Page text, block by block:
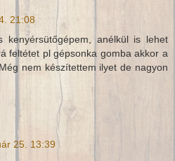
21:08
kenyérsütőgépem, anélkül is lehet
feltétet pl gépsonka gomba akkor a
nem készítettem ilyet de nagyon
25. 13:39